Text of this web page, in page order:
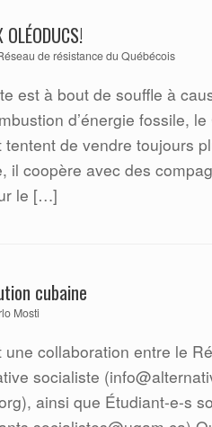
de résistance du Québécois
est à bout de souffle à
d’énergie fossile,
de vendre toujours
il coopère avec des
le […]
cubaine
Mosti
collaboration entre le
socialiste
ainsi que Étudiant-e-s